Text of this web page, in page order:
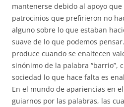
mantenerse debido al apoyo
patrocinios que prefirieron no
alguno sobre lo que estaban
suave de lo que podemos
produce cuando se enaltecen
sinónimo de la palabra “barrio”,
sociedad lo que hace falta es
En el mundo de apariencias en
guiarnos por las palabras, las